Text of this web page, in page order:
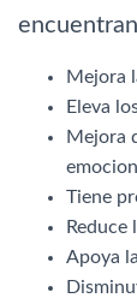
Mejora
Eleva
Mejora
Tiene
Reduce
Apoya